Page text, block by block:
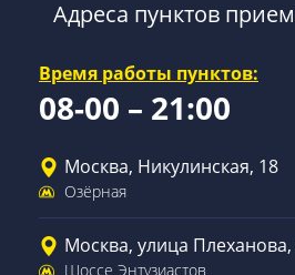
Адреса пунктов
Время работы пунктов:
08-00 – 21:00
Москва, Никулинская, 18
Озёрная
Москва, улица Плеханова,
Шоссе Энтузиастов